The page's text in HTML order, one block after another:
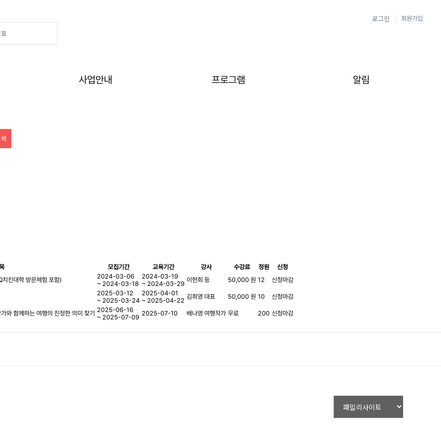
로그인 회원가입
사업안내 프로그램 알림
모집기간 교육기간 강사 수강료 정원
신청
킨대학 방문체험 포함)
2024-03-06
~ 2024-03-18
2024-03-19
~ 2024-03-29
이현희 등 50,000 원 12
신청마감
2025-03-12
~ 2025-03-24
2025-04-01
~ 2025-04-22
김희영 대표 50,000 원 10 신청마감
함께하는 여행의 진정한 의미 찾기 2025-06-16
~ 2025-07-09
2025-07-10 배나영 여행작가 무료 200 신청마감